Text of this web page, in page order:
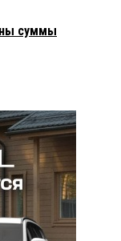
суммы